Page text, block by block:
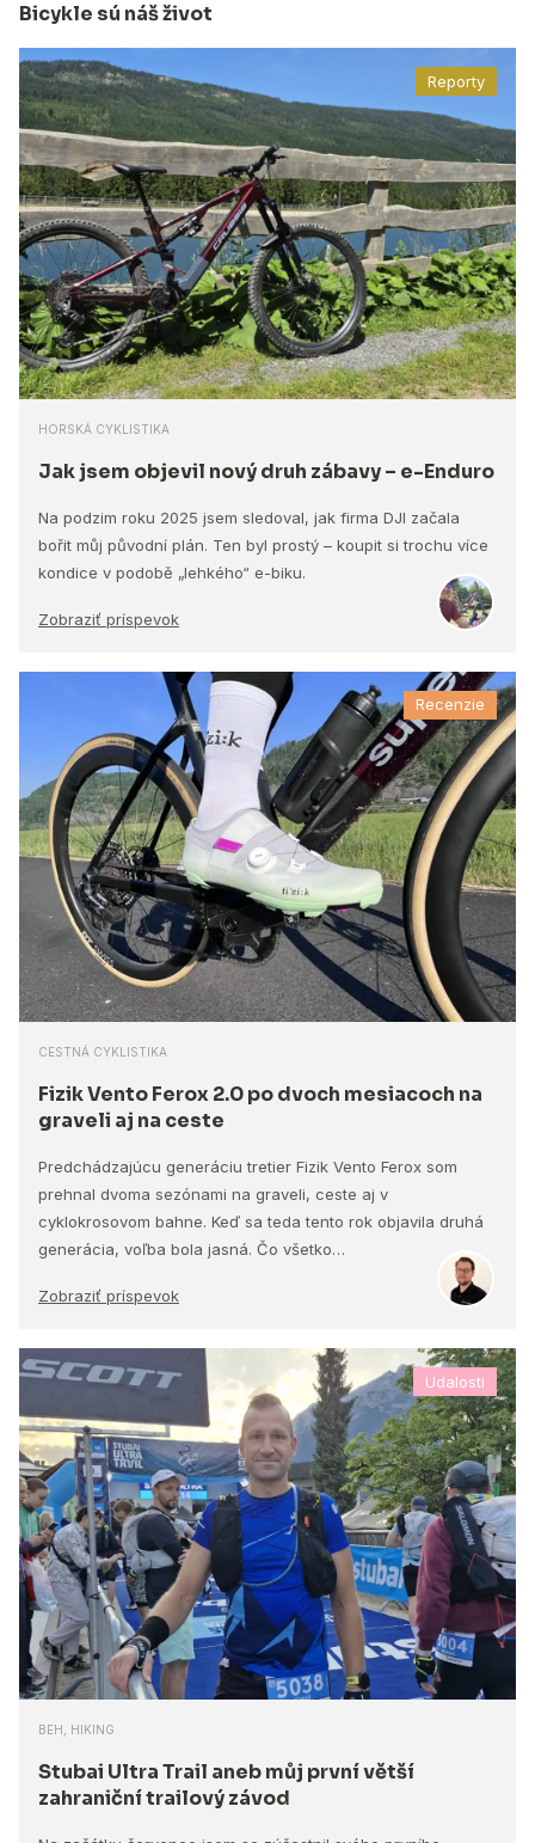
Bicykle sú náš život
Reporty
HORSKÁ CYKLISTIKA
Jak jsem objevil nový druh zábavy – e-Enduro
Na podzim roku 2025 jsem sledoval, jak firma DJI začala
bořit můj původní plán. Ten byl prostý – koupit si trochu více
kondice v podobě „lehkého“ e-biku.
Zobraziť príspevok
Recenzie
CESTNÁ CYKLISTIKA
Fizik Vento Ferox 2.0 po dvoch mesiacoch na
graveli aj na ceste
Predchádzajúcu generáciu tretier Fizik Vento Ferox som
prehnal dvoma sezónami na graveli, ceste aj v
cyklokrosovom bahne. Keď sa teda tento rok objavila druhá
generácia, voľba bola jasná. Čo všetko…
Zobraziť príspevok
Udalosti
BEH, HIKING
Stubai Ultra Trail aneb můj první větší
zahraniční trailový závod